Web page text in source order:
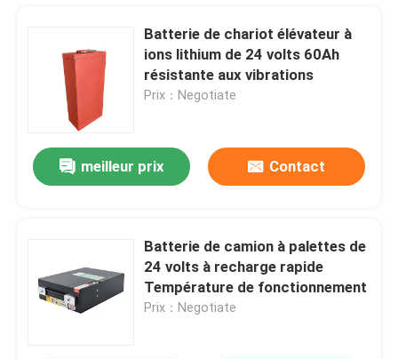
Batterie de chariot élévateur à
ions lithium de 24 volts 60Ah
résistante aux vibrations
Prix：Negotiate
meilleur prix Contact
Batterie de camion à palettes de
24 volts à recharge rapide
Température de fonctionnement
Prix：Negotiate